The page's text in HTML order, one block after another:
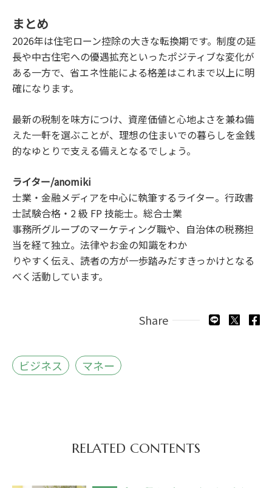
まとめ
2026年は住宅ローン控除の大きな転換期です。制度の延
長や中古住宅への優遇拡充といったポジティブな変化が
ある一方で、省エネ性能による格差はこれまで以上に明
確になります。
最新の税制を味方につけ、資産価値と心地よさを兼ね備
えた一軒を選ぶことが、理想の住まいでの暮らしを金銭
的なゆとりで支える備えとなるでしょう。
ライター/anomiki
士業・金融メディアを中心に執筆するライター。行政書
士試験合格・2 級 FP 技能士。総合士業
事務所グループのマーケティング職や、自治体の税務担
当を経て独立。法律やお金の知識をわか
りやすく伝え、読者の方が一歩踏みだすきっかけとなる
べく活動しています。
Share
ビジネス マネー
RELATED CONTENTS